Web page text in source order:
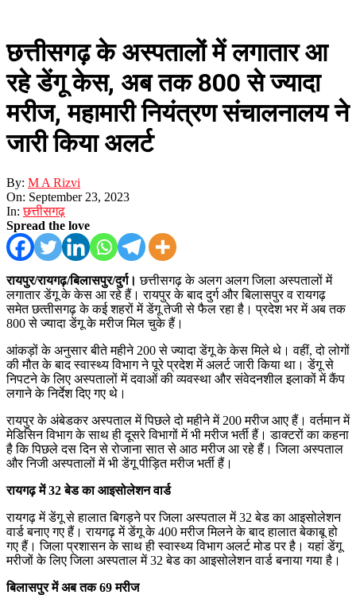
छत्तीसगढ़ के अस्पतालों में लगातार आ
रहे डेंगू केस, अब तक 800 से ज्यादा
मरीज, महामारी नियंत्रण संचालनालय ने
जारी किया अलर्ट
By: M A Rizvi
On: September 23, 2023
In: छत्तीसगढ़
Spread the love
रायपुर/रायगढ़/बिलासपुर/दुर्ग। छत्तीसगढ़ के अलग अलग जिला अस्पतालों में
लगातार डेंगू के केस आ रहे हैं। रायपुर के बाद दुर्ग और बिलासपुर व रायगढ़
समेत छत्‍तीसगढ़ के कई शहरों में डेंगू तेजी से फैल रहा है। प्रदेश भर में अब तक
800 से ज्यादा डेंगू के मरीज मिल चुके हैं।
आंकड़ों के अनुसार बीते महीने 200 से ज्यादा डेंगू के केस मिले थे। वहीं, दो लोगों
की मौत के बाद स्वास्थ्य विभाग ने पूरे प्रदेश में अलर्ट जारी किया था। डेंगू से
निपटने के लिए अस्पताल‍ों में दवाओं की व्यवस्था और संवेदनशील इलाकों में कैंप
लगाने के निर्देश दिए गए थे।
रायपुर के अंबेडकर अस्पताल में पिछले दो महीने में 200 मरीज आए हैं। वर्तमान में
मेडिसिन विभाग के साथ ही दूसरे विभागों में भी मरीज भर्ती हैं। डाक्टरों का कहना
है कि पिछले दस दिन से रोजाना सात से आठ मरीज आ रहे हैं। जिला अस्पताल
और निजी अस्पतालों में भी डेंगू पीड़ित मरीज भर्ती हैं।
रायगढ़ में 32 बेड का आइसोलेशन वार्ड
रायगढ़ में डेंगू से हालात बिगड़ने पर जिला अस्पताल में 32 बेड का आइसोलेशन
वार्ड बनाए गए हैं। रायगढ़ में डेंगू के 400 मरीज मिलने के बाद हालात बेकाबू हो
गए हैं। जिला प्रशासन के साथ ही स्वास्थ्य विभाग अलर्ट मोड पर है। यहां डेंगू
मरीजों के लिए जिला अस्पताल में 32 बेड का आइसोलेशन वार्ड बनाया गया है।
बिलासपुर में अब तक 69 मरीज